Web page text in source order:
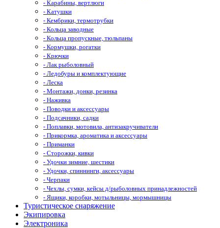
- Карабины, вертлюги
- Катушки
- Кембрики, термотрубки
- Кольца заводные
- Кольца пропускные, тюльпаны
- Кормушки, рогатки
- Крючки
- Лак рыболовный
- Ледобуры и комплектующие
- Леска
- Монтажи, донки, резинка
- Наживка
- Поводки и аксессуары
- Подсачники, садки
- Поплавки, мотовила, антизакручиватели
- Прикормка, ароматика и аксессуары
- Приманки
- Сторожки, кивки
- Удочки зимние, шестики
- Удочки, спиннинги, аксессуары
- Черпаки
- Чехлы, сумки, кейсы д/рыболовных принадлежностей
- Ящики, коробки, мотыльницы, мормышницы
Туристическое снаряжение
Экипировка
Электроника